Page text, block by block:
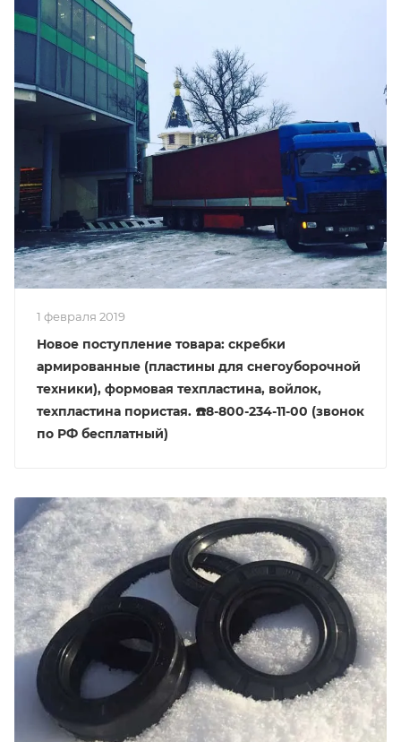
1 февраля 2019
Новое поступление товара: скребки
армированные (пластины для снегоуборочной
техники), формовая техпластина, войлок,
техпластина пористая. ☎️8-800-234-11-00 (звонок
по РФ бесплатный)